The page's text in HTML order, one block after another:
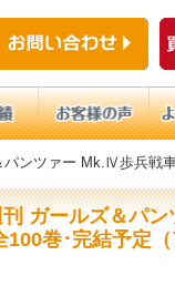
パンツァー Mk.Ⅳ歩兵
ガールズ＆パ
巻･完結予定（